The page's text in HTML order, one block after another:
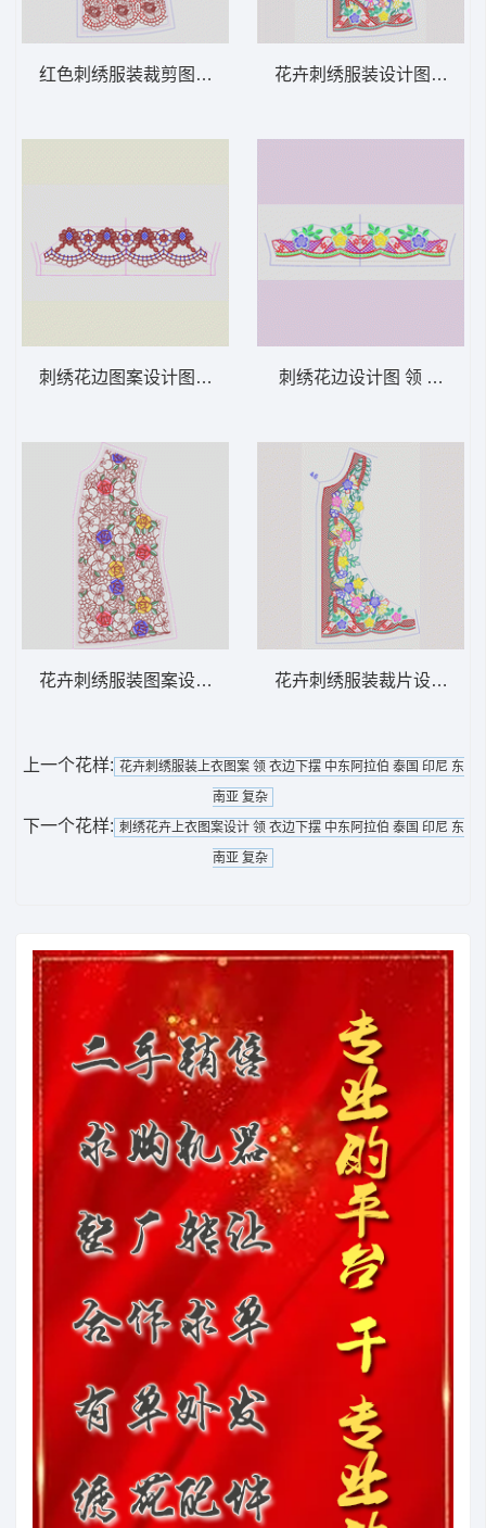
红色刺绣服装裁剪图 领 衣边下摆 中东阿拉
刺绣花边图案设计图 领 衣边下摆 中东阿拉
花卉刺绣服装图案设计 领 衣边下摆 中东阿
花卉刺绣服装设计图 领 衣
刺绣花边设计图 领 衣边下
花卉刺绣服装裁片设计图
上一个花样: 花卉刺绣服装上衣图案 领 衣边下摆 中东阿拉伯 泰国 印尼 东
南亚 复杂
下一个花样: 刺绣花卉上衣图案设计 领 衣边下摆 中东阿拉伯 泰国 印尼 东
南亚 复杂